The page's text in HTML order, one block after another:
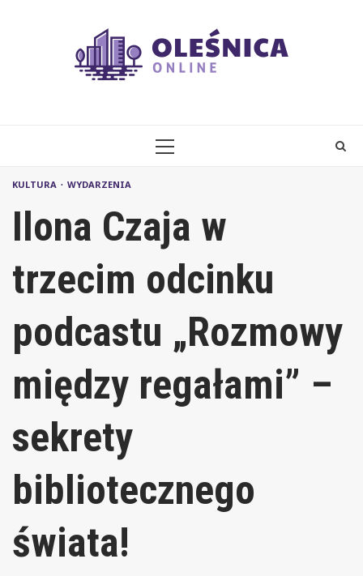
PRIMARY
KULTURA WYDARZENIA
Ilona Czaja w
trzecim odcinku
podcastu „Rozmowy
między regałami” –
sekrety
bibliotecznego
świata!